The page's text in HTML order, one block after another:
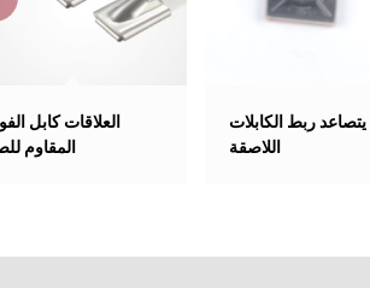
العلاقات كابل
المقاوم
يتصاعد ربط الكابلات
اللاصقة